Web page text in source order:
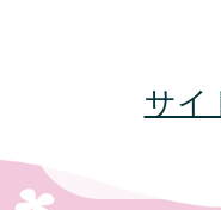
サイ